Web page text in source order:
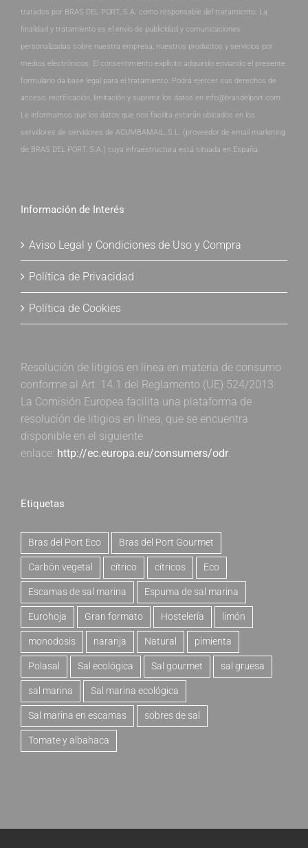
tratados por BRAS DEL PORT, S.A. como responsable del tratamiento. La
finalidad y tratamiento es el envío de publicidad y comunicaciones
personalizadas sobre nuestra empresa, nuestros productos y servicios por
medios electrónicos. El consentimiento explícito adquirido enviando el presente
formulario da base legal para el tratamiento. Podrá ejercer sus derechos de
acceso, rectificación, limitación y suprimir los datos en info@brasdelport.com.
Le informamos que los datos que nos facilita estarán ubicados en los
servidores de servidores de ACUMBAMAIL, S.L. (proveedor de email marketing
de BRAS DEL PORT, S.A.) cuya infraestructura está situada en España.
Información de Interés
Aviso Legal y Condiciones de Uso y Compra
Política de Privacidad
Política de Cookies
Resolución de litigios en línea en materia de consumo
conforme al Art. 14.1 del Reglamento (UE) 524/2013:
La Comisión Europea facilita una plataforma de
resolución de litigios en línea, que se encuentra
disponible en el siguiente
enlace: http://ec.europa.eu/consumers/odr.
Etiquetas
Bras del Port Eco Bras del Port Gourmet
Carbón vegetal cítrico cítricos Eco
Escamas de sal marina Espuma de sal marina
Eurohoja Gran formato Hostelería limón
monodosis naranja Natural pimienta
Polasal Sal ecológica Sal gourmet sal gruesa
sal marina Sal marina ecológica
Sal marina en escamas sobres de sal
Tomate y albahaca